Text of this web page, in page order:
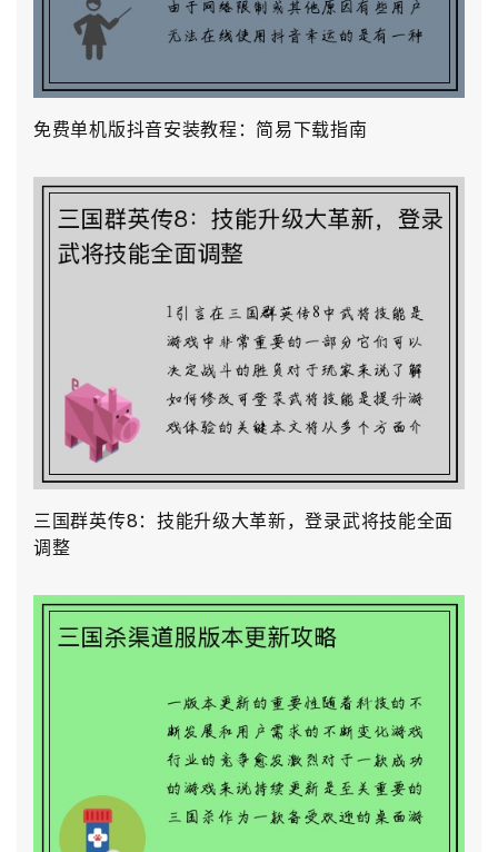
免费单机版抖音安装教程：简易下载指南
三国群英传8：技能升级大革新，登录武将技能全面
调整